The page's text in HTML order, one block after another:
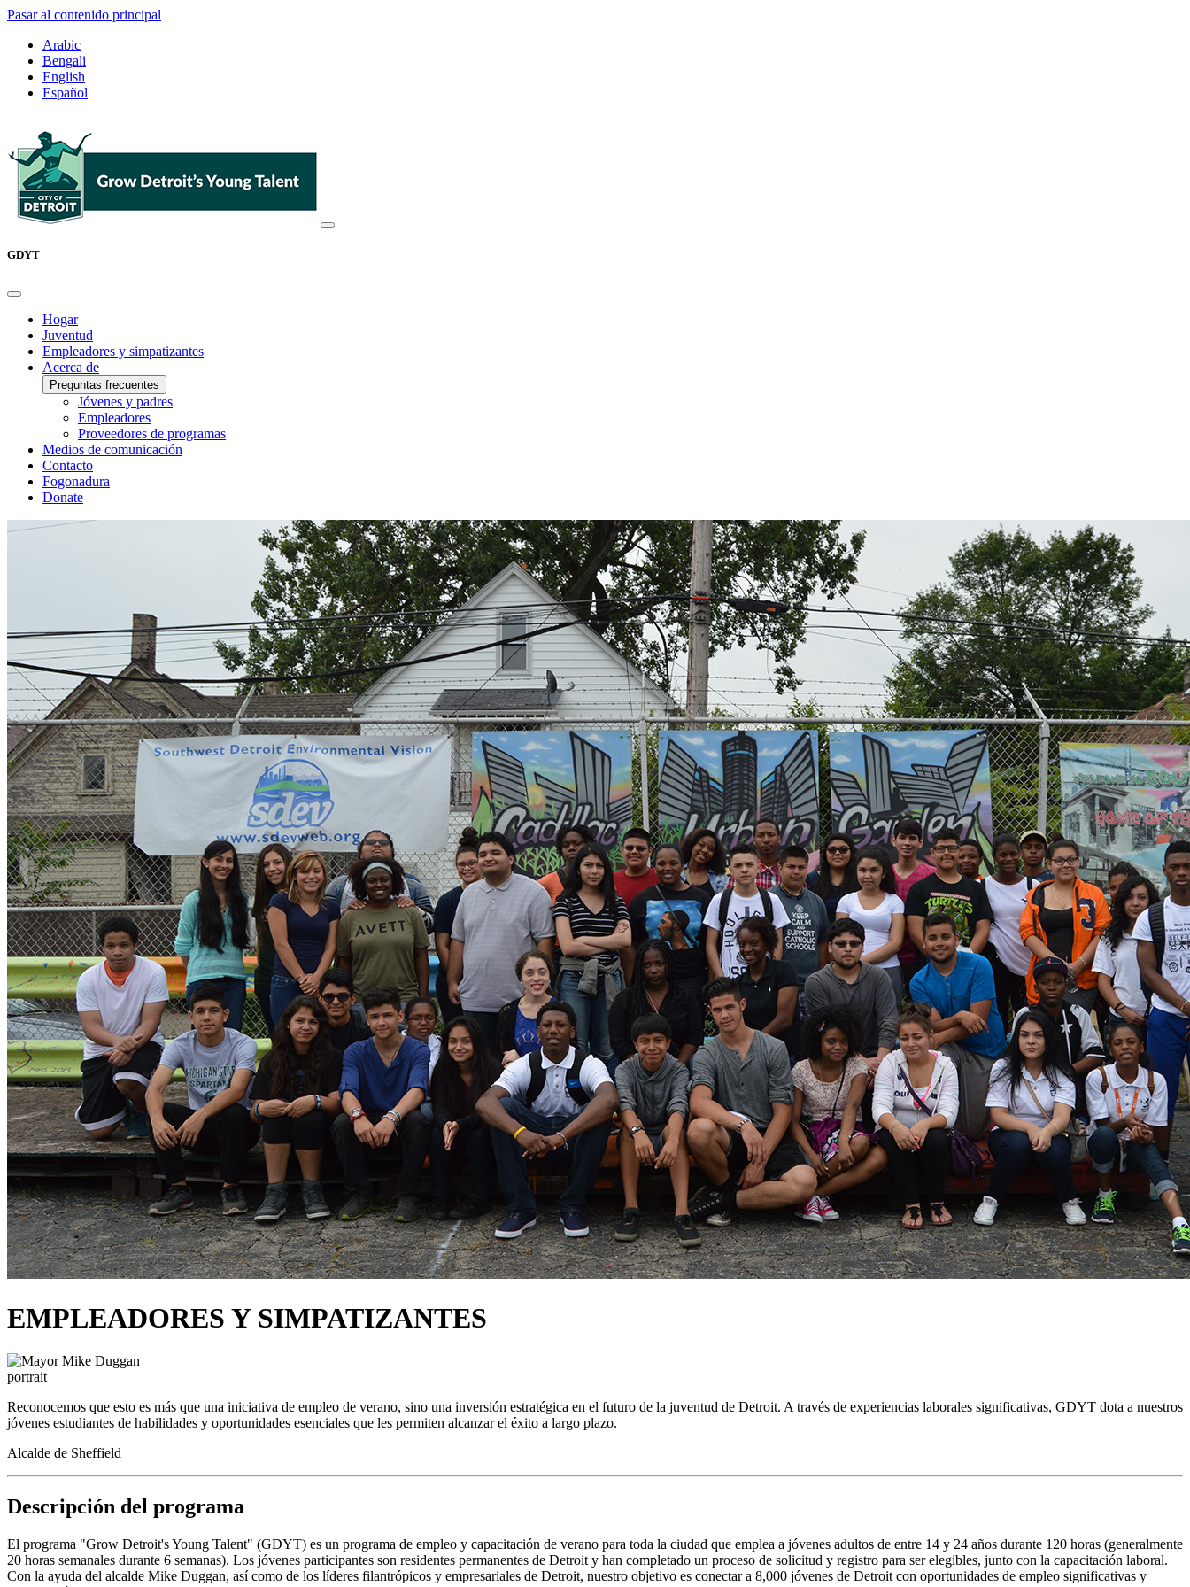
Pasar al contenido principal
Arabic
Bengali
English
Español
GDYT
Hogar
Juventud
Empleadores y simpatizantes
Acerca de
Preguntas frecuentes
Jóvenes y padres
Empleadores
Proveedores de programas
Medios de comunicación
Contacto
Fogonadura
Donate
EMPLEADORES Y SIMPATIZANTES
Reconocemos que esto es más que una iniciativa de empleo de verano, sino una inversión estratégica en el futuro de la juventud de Detroit. A través de experiencias laborales significativas, GDYT dota a nuestros
jóvenes estudiantes de habilidades y oportunidades esenciales que les permiten alcanzar el éxito a largo plazo.
Alcalde de Sheffield
Descripción del programa
El programa "Grow Detroit's Young Talent" (GDYT) es un programa de empleo y capacitación de verano para toda la ciudad que emplea a jóvenes adultos de entre 14 y 24 años durante 120 horas (generalmente
20 horas semanales durante 6 semanas). Los jóvenes participantes son residentes permanentes de Detroit y han completado un proceso de solicitud y registro para ser elegibles, junto con la capacitación laboral.
Con la ayuda del alcalde Mike Duggan, así como de los líderes filantrópicos y empresariales de Detroit, nuestro objetivo es conectar a 8,000 jóvenes de Detroit con oportunidades de empleo significativas y